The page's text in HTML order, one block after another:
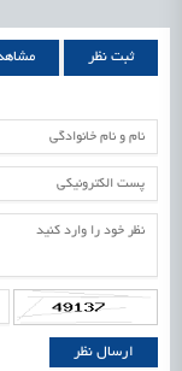
ثبت نظر